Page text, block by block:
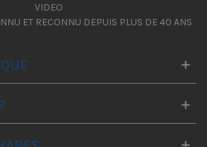
VIDEO
ET RECONNU DEPUIS PLUS DE 40 ANS